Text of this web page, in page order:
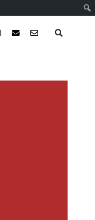
instagram
emailemail-